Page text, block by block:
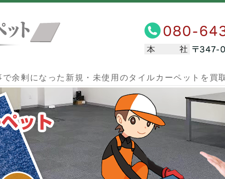
埼玉県川口市にある不要なタイ
余剰になった新規・未使用のタイルカーペットを買